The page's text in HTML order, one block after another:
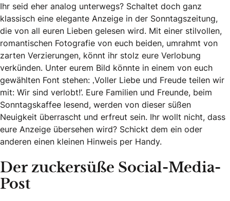
Ihr seid eher analog unterwegs? Schaltet doch ganz
klassisch eine elegante Anzeige in der Sonntagszeitung,
die von all euren Lieben gelesen wird. Mit einer stilvollen,
romantischen Fotografie von euch beiden, umrahmt von
zarten Verzierungen, könnt ihr stolz eure Verlobung
verkünden. Unter eurem Bild könnte in einem von euch
gewählten Font stehen: ‚Voller Liebe und Freude teilen wir
mit: Wir sind verlobt!’. Eure Familien und Freunde, beim
Sonntagskaffee lesend, werden von dieser süßen
Neuigkeit überrascht und erfreut sein. Ihr wollt nicht, dass
eure Anzeige übersehen wird? Schickt dem ein oder
anderen einen kleinen Hinweis per Handy.
Der zuckersüße Social-Media-
Post